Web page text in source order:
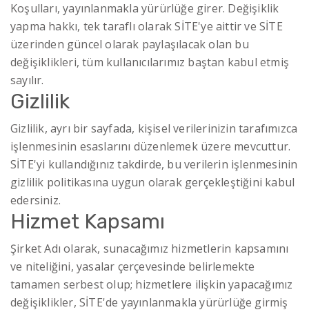
Koşulları, yayınlanmakla yürürlüğe girer. Değişiklik
yapma hakkı, tek taraflı olarak SİTE'ye aittir ve SİTE
üzerinden güncel olarak paylaşılacak olan bu
değişiklikleri, tüm kullanıcılarımız baştan kabul etmiş
sayılır.
Gizlilik
Gizlilik, ayrı bir sayfada, kişisel verilerinizin tarafımızca
işlenmesinin esaslarını düzenlemek üzere mevcuttur.
SİTE'yi kullandığınız takdirde, bu verilerin işlenmesinin
gizlilik politikasına uygun olarak gerçekleştiğini kabul
edersiniz.
Hizmet Kapsamı
Şirket Adı olarak, sunacağımız hizmetlerin kapsamını
ve niteliğini, yasalar çerçevesinde belirlemekte
tamamen serbest olup; hizmetlere ilişkin yapacağımız
değişiklikler, SİTE'de yayınlanmakla yürürlüğe girmiş